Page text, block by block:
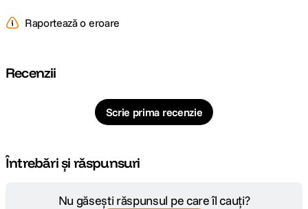
Raportează o eroare
Recenzii
Scrie prima recenzie
Întrebări și răspunsuri
Nu găsești răspunsul pe care îl cauți?